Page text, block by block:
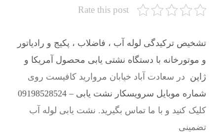
Rate this post
تشخیص ترکیدگی لوله آب ، فاضلاب ، پکیج و رادیاتور
و موتورخانه با دستگاه نشتی یابی محصول آمریکا و
ژاپن در سعادت آباد خیابان مروارید کافیست روی
شماره موبایل سرویسکار نشت یابی – 09198528524
کلیک کنید و با ما تماس بگیرید. نشت یابی لوله آب
تضمینی